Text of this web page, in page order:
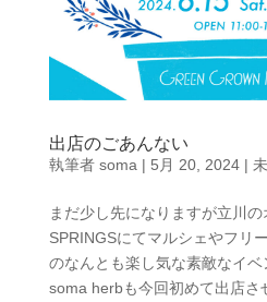
出店のごあんない
執筆者 soma | 5月 20, 2024|
まだ少し先になりますが立川
SPRINGSにてマルシェやフリ
のなんとも楽し気な素敵なイ
soma herbも今回初めて出店さ